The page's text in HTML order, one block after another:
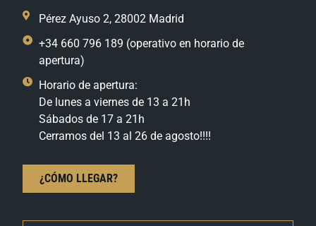
Pérez Ayuso 2, 28002 Madrid
+34 660 796 189 (operativo en horario de
apertura)
Horario de apertura:
De lunes a viernes de 13 a 21h
Sábados de 17 a 21h
Cerramos del 13 al 26 de agosto!!!!
¿CÓMO LLEGAR?